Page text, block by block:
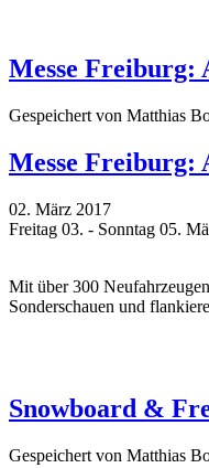
Messe Freiburg:
Gespeichert von Matthias
Messe Freiburg:
02. März 2017
Freitag 03. - Sonntag 05.
Mit über 300
Sonderschauen und
Snowboard &
Gespeichert von Matthias